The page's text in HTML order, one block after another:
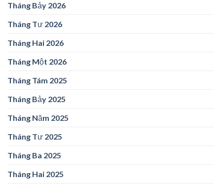
Tháng Bảy 2026
Tháng Tư 2026
Tháng Hai 2026
Tháng Một 2026
Tháng Tám 2025
Tháng Bảy 2025
Tháng Năm 2025
Tháng Tư 2025
Tháng Ba 2025
Tháng Hai 2025